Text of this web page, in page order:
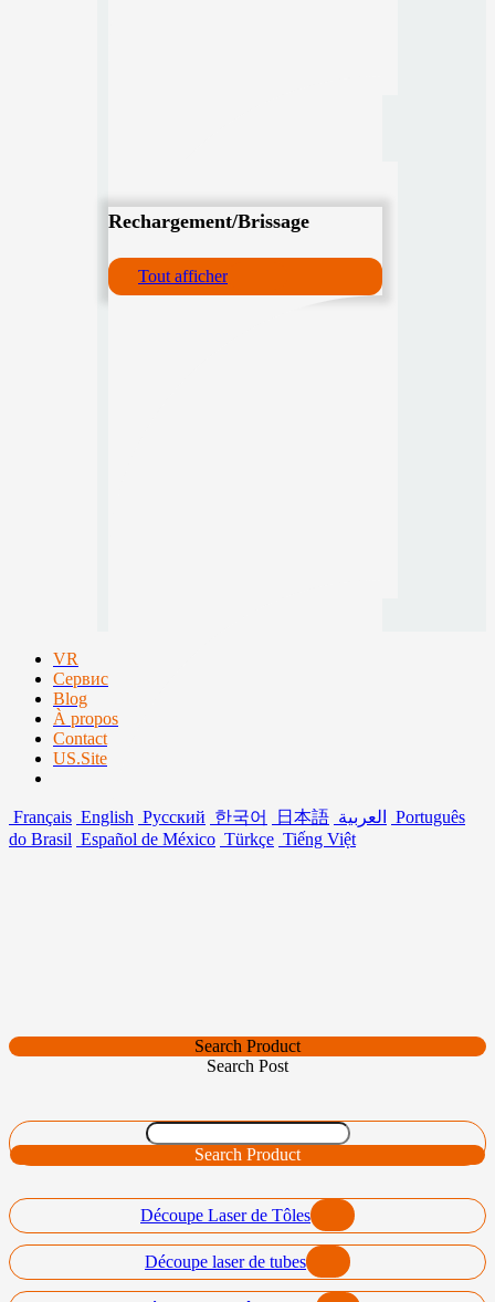
Rechargement/Brissage
Tout afficher
VR
Сервис
Blog
À propos
Contact
US.Site
Français English Русский 한국어 日本語 العربية
Português
do Brasil Español de México Türkçe Tiếng Việt
Search Product
Search Post
Search Product
Découpe Laser de Tôles
Découpe laser de tubes